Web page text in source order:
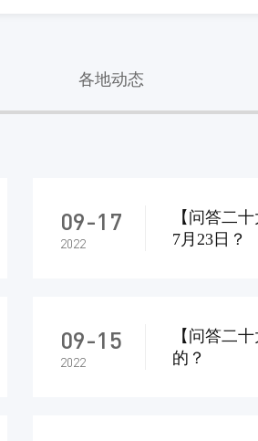
各地动态
09-17
2022
【问答二
7月23日？
09-15
2022
【问答二
的？